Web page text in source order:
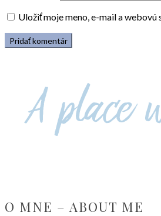
Uložiť moje meno, e-mail a
O MNE – ABOUT ME